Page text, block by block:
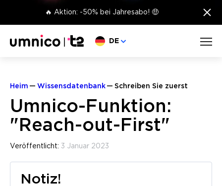
🔥 Aktion: -50% bei Jahresabo! 🤑 ×
Sprache wählen
DE
Heim Wissensdatenbank Schreiben Sie zuerst
Umnico-Funktion:
"Reach-out-First"
Veröffentlicht: 3 Januar 2023
Notiz!